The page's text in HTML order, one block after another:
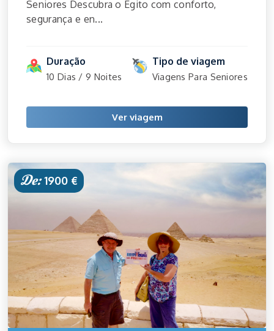
Seniores Descubra o Egito com conforto,
segurança e en...
Duração
10 Dias / 9 Noites
Tipo de viagem
Viagens Para Seniores
Ver viagem
De:1900 €